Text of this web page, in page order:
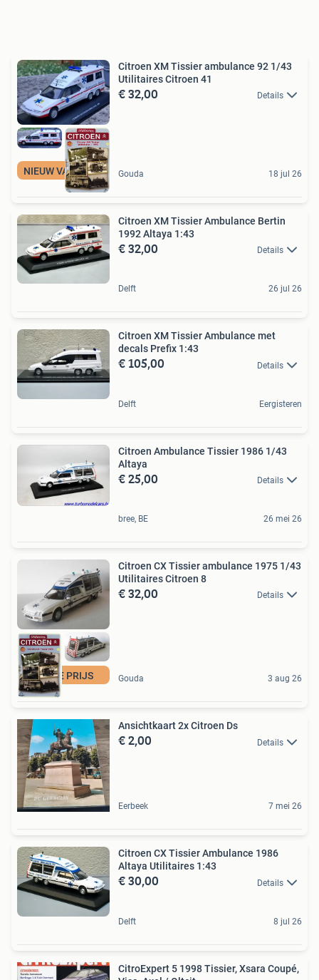
NIEUW VASTE PRIJS
Citroen XM Tissier ambulance 92 1/43
Utilitaires Citroen 41
€ 32,00 Details
Gouda 18 jul 26
Citroen XM Tissier Ambulance Bertin
1992 Altaya 1:43
€ 32,00 Details
Delft 26 jul 26
Citroen XM Tissier Ambulance met
decals Prefix 1:43
€ 105,00 Details
Delft Eergisteren
Citroen Ambulance Tissier 1986 1/43
Altaya
€ 25,00 Details
bree, BE 26 mei 26
VASTE PRIJS
Citroen CX Tissier ambulance 1975 1/43
Utilitaires Citroen 8
€ 32,00 Details
Gouda 3 aug 26
Ansichtkaart 2x Citroen Ds
€ 2,00 Details
Eerbeek 7 mei 26
Citroen CX Tissier Ambulance 1986
Altaya Utilitaires 1:43
€ 30,00 Details
Delft 8 jul 26
CitroExpert 5 1998 Tissier, Xsara Coupé,